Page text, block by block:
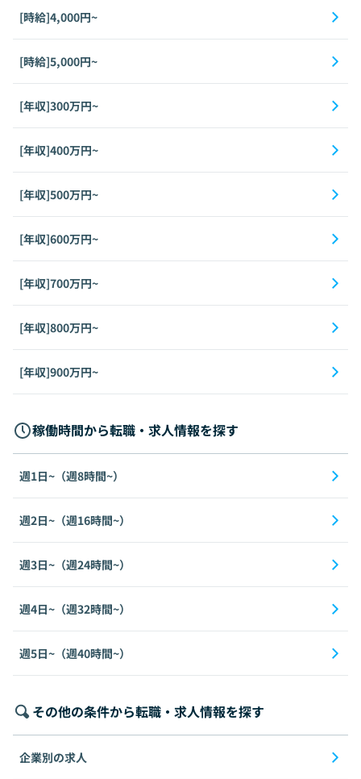
[時給]4,000円~
[時給]5,000円~
[年収]300万円~
[年収]400万円~
[年収]500万円~
[年収]600万円~
[年収]700万円~
[年収]800万円~
[年収]900万円~
稼働時間から転職・求人情報を探す
週1日~（週8時間~）
週2日~（週16時間~）
週3日~（週24時間~）
週4日~（週32時間~）
週5日~（週40時間~）
その他の条件から転職・求人情報を探す
企業別の求人